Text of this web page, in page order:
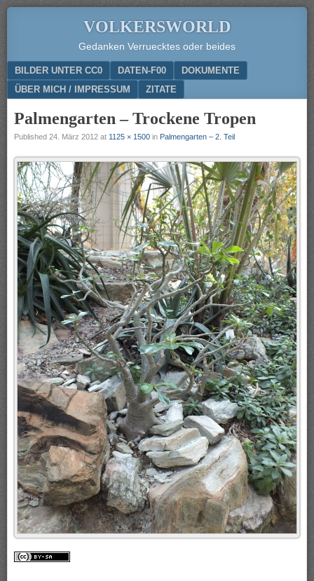
VOLKERSWORLD
Gedanken Verruecktes oder beides
Menu
SKIP TO CONTENT
BILDER UNTER CC0 DATEN-F00
DOKUMENTE
ÜBER MICH / IMPRESSUM
ZITATE
Palmengarten – Trockene Tropen
Published 24. März 2012 at 1125 × 1500 in Palmengarten – 2. Teil